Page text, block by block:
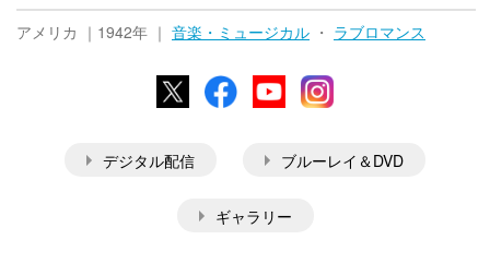
アメリカ ｜1942年 ｜ 音楽・ミュージカル ・ ラブロマンス
X FacebookYouTubeInstagram
デジタル配信 ブルーレイ＆DVD
ギャラリー